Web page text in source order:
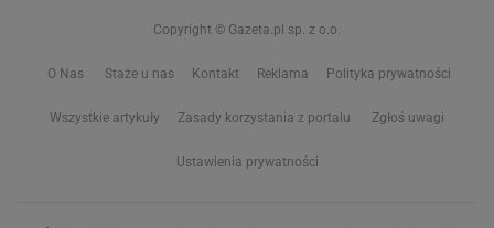
Copyright © Gazeta.pl sp. z o.o.
O Nas Staże u nas Kontakt Reklama Polityka prywatności
Wszystkie artykuły Zasady korzystania z portalu Zgłoś uwagi
Ustawienia prywatności